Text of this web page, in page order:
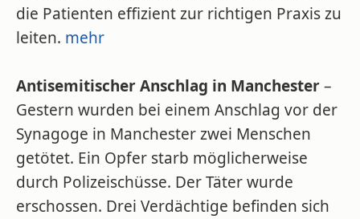
die Patienten effizient zur richtigen Praxis zu
leiten. mehr
Antisemitischer Anschlag in Manchester–
Gestern wurden bei einem Anschlag vor der
Synagoge in Manchester zwei Menschen
getötet. Ein Opfer starb möglicherweise
durch Polizeischüsse. Der Täter wurde
erschossen. Drei Verdächtige befinden sich